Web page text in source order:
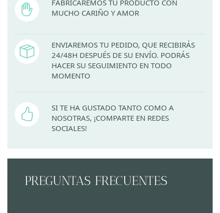
FABRICAREMOS TU PRODUCTO CON
MUCHO CARIÑO Y AMOR
ENVIAREMOS TU PEDIDO, QUE RECIBIRÁS
24/48H DESPUÉS DE SU ENVÍO. PODRÁS
HACER SU SEGUIMIENTO EN TODO
MOMENTO
SI TE HA GUSTADO TANTO COMO A
NOSOTRAS, ¡COMPARTE EN REDES
SOCIALES!
PREGUNTAS FRECUENTES